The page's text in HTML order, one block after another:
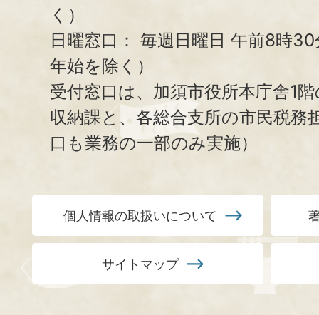
く）
日曜窓口： 毎週日曜日 午前8時
年始を除く）
受付窓口は、加須市役所本庁舎1
収納課と、 各総合支所の市民税務
口も業務の一部のみ実施）
個人情報の取扱いについて
サイトマップ